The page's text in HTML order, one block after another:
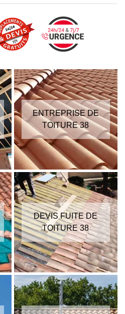
ENTREPRISE DE
TOITURE 38
DEVIS FUITE DE
TOITURE 38